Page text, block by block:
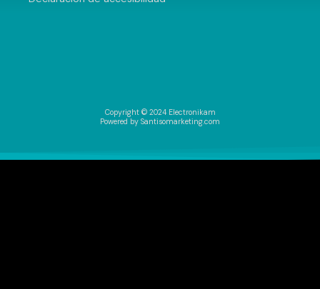
Copyright © 2024 Electronikam
Powered by Santisomarketing.com